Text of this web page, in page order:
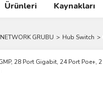
Ürünleri
Kaynakları
NETWORK GRUBU Hub Switch